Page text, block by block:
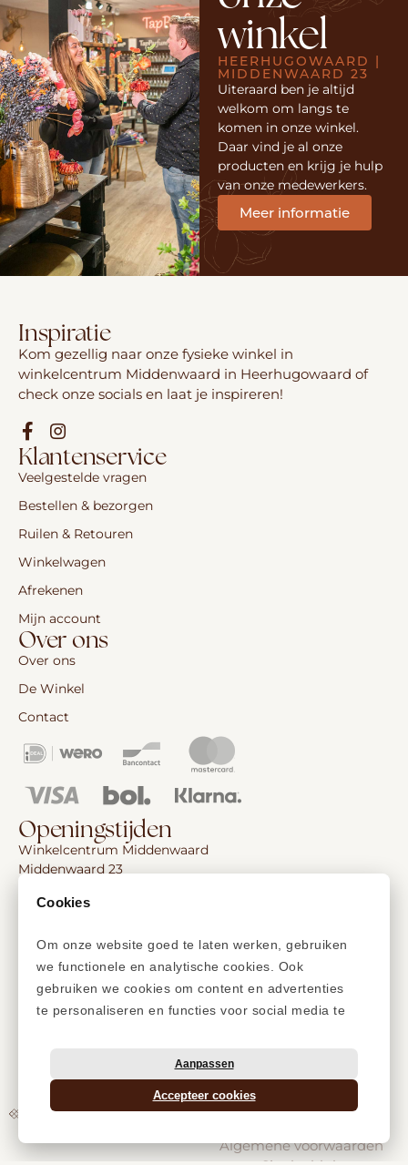
Cookies
Om onze website goed te laten werken, gebruiken
we functionele en analytische cookies. Ook
gebruiken we cookies om content en advertenties
te personaliseren en functies voor social media te
Accepteer cookies
Aanpassen
winkel
HEERHUGOWAARD |
MIDDENWAARD 23
Uiteraard ben je altijd
welkom om langs te
komen in onze winkel.
Daar vind je al onze
producten en krijg je hulp
van onze medewerkers.
Meer informatie
Inspiratie
Kom gezellig naar onze fysieke winkel in
winkelcentrum Middenwaard in Heerhugowaard of
check onze socials en laat je inspireren!
Klantenservice
Veelgestelde vragen
Bestellen & bezorgen
Ruilen & Retouren
Winkelwagen
Afrekenen
Mijn account
Over ons
Over ons
De Winkel
Contact
Openingstijden
Winkelcentrum Middenwaard
Middenwaard 23
Ma: 12:00 – 17:30 uur
Wo: 09:30 – 17:30 uur
Do: 09:30 – 17:30 uur
Vr: 09:30 – 17:30 uur
Za: 09:30 – 17:00 uur
Zo: 12:00 – 17:00 uur
Privacyverklaring
Algemene voorwaarden